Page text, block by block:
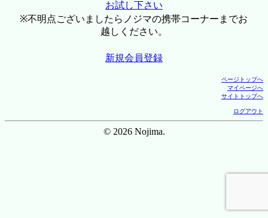
お試し下さい
※不明点ございましたらノジマの携帯コーナーまでお
越しください。
新規会員登録
ページトップへ
マイページへ
サイトトップへ
ログアウト
© 2026 Nojima.